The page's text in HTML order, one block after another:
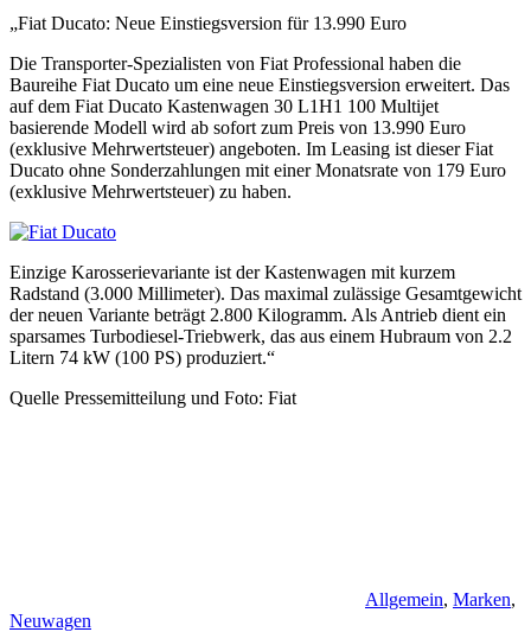
„Fiat Ducato: Neue Einstiegsversion für 13.990 Euro
Die Transporter-Spezialisten von Fiat Professional haben die
Baureihe Fiat Ducato um eine neue Einstiegsversion erweitert. Das
auf dem Fiat Ducato Kastenwagen 30 L1H1 100 Multijet
basierende Modell wird ab sofort zum Preis von 13.990 Euro
(exklusive Mehrwertsteuer) angeboten. Im Leasing ist dieser Fiat
Ducato ohne Sonderzahlungen mit einer Monatsrate von 179 Euro
(exklusive Mehrwertsteuer) zu haben.
Einzige Karosserievariante ist der Kastenwagen mit kurzem
Radstand (3.000 Millimeter). Das maximal zulässige Gesamtgewicht
der neuen Variante beträgt 2.800 Kilogramm. Als Antrieb dient ein
sparsames Turbodiesel-Triebwerk, das aus einem Hubraum von 2.2
Litern 74 kW (100 PS) produziert.“
Quelle Pressemitteilung und Foto: Fiat
Allgemein, Marken,
Neuwagen